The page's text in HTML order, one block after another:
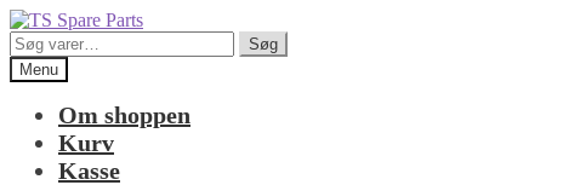
Spring
til
navigation
Spring
til
indhold
Søg
efter:
Søg
Menu
Om shoppen
Kurv
Kasse